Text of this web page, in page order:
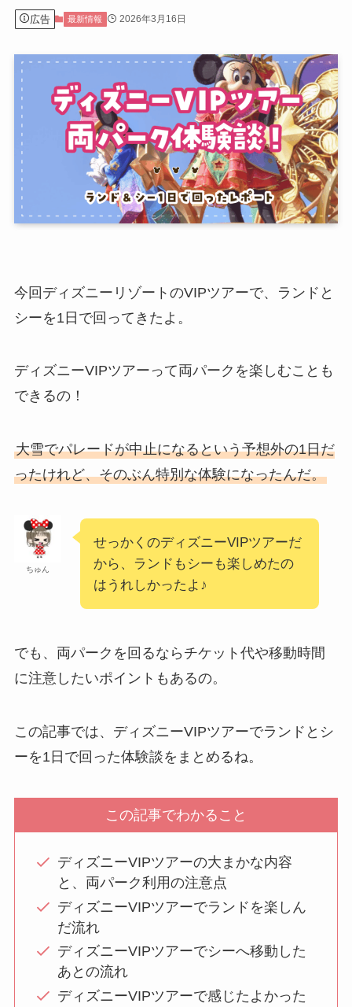
広告 最新情報 2026年3月16日
今回ディズニーリゾートのVIPツアーで、ランドと
シーを1日で回ってきたよ。
ディズニーVIPツアーって両パークを楽しむことも
できるの！
大雪でパレードが中止になるという予想外の1日だ
ったけれど、そのぶん特別な体験になったんだ。
ちゅん
せっかくのディズニーVIPツアーだ
から、ランドもシーも楽しめたの
はうれしかったよ♪
でも、両パークを回るならチケット代や移動時間
に注意したいポイントもあるの。
この記事では、ディズニーVIPツアーでランドとシ
ーを1日で回った体験談をまとめるね。
この記事でわかること
ディズニーVIPツアーの大まかな内容
と、両パーク利用の注意点
ディズニーVIPツアーでランドを楽しん
だ流れ
ディズニーVIPツアーでシーへ移動した
あとの流れ
ディズニーVIPツアーで感じたよかった